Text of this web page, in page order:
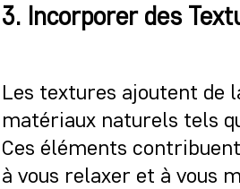
3. Incorporer des
Les textures ajoutent de
matériaux naturels tels
Ces éléments
à vous relaxer et à vous